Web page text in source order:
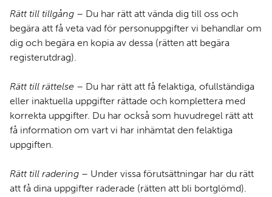
Rätt till tillgång – Du har rätt att vända dig till oss och
begära att få veta vad för personuppgifter vi behandlar om
dig och begära en kopia av dessa (rätten att begära
registerutdrag).
Rätt till rättelse – Du har rätt att få felaktiga, ofullständiga
eller inaktuella uppgifter rättade och komplettera med
korrekta uppgifter. Du har också som huvudregel rätt att
få information om vart vi har inhämtat den felaktiga
uppgiften.
Rätt till radering – Under vissa förutsättningar har du rätt
att få dina uppgifter raderade (rätten att bli bortglömd).